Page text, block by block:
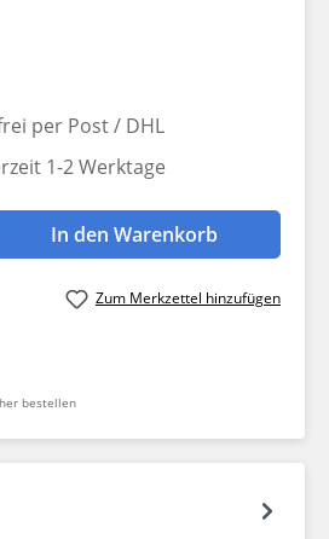
per Post / DHL
1-2 Werktage
Gib den
In den Warenkorb
Zum Merkzettel hinzufügen
bestellen